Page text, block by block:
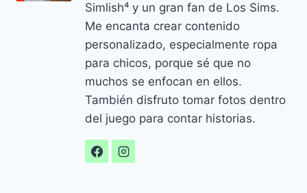
Simlish⁴ y un gran fan de Los Sims.
Me encanta crear contenido
personalizado, especialmente ropa
para chicos, porque sé que no
muchos se enfocan en ellos.
También disfruto tomar fotos dentro
del juego para contar historias.